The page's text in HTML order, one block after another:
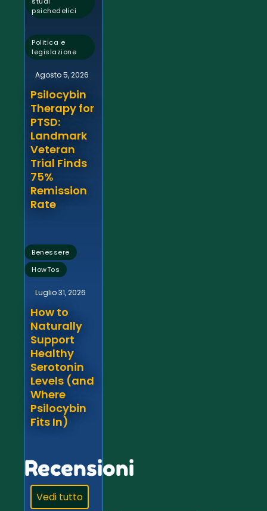
psichedelici
,
Politica e
legislazione
Agosto 5, 2026
Psilocybin
Therapy for
PTSD:
Landmark
Veteran
Trial Finds
75%
Remission
Rate
Benessere ,
HowTos
Luglio 31, 2026
How to
Naturally
Support
Healthy
Serotonin
Levels (and
Where
Psilocybin
Fits In)
Recensioni
Vedi tutto